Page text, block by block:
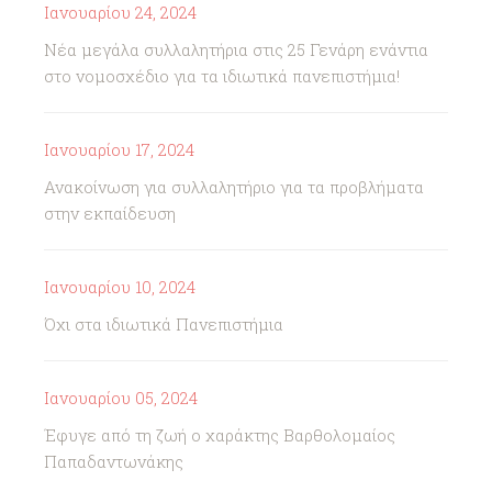
Ιανουαρίου 24, 2024
Νέα μεγάλα συλλαλητήρια στις 25 Γενάρη ενάντια
στο νομοσχέδιο για τα ιδιωτικά πανεπιστήμια!
Ιανουαρίου 17, 2024
Ανακοίνωση για συλλαλητήριο για τα προβλήματα
στην εκπαίδευση
Ιανουαρίου 10, 2024
Όχι στα ιδιωτικά Πανεπιστήμια
Ιανουαρίου 05, 2024
Έφυγε από τη ζωή ο χαράκτης Βαρθολομαίος
Παπαδαντωνάκης